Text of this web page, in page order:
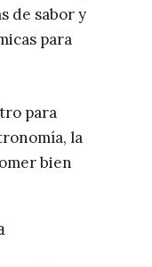
de sabor y
para
para
la
bien